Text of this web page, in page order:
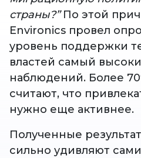
страны?”По этой
Environics провел
уровень поддержки
властей самый
наблюдений. Более
считают, что
нужно еще активнее.
Полученные
сильно удивляют